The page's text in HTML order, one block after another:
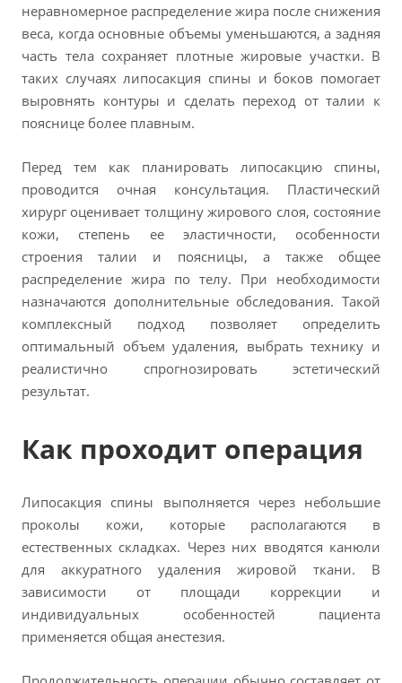
неравномерное распределение жира после снижения
веса, когда основные объемы уменьшаются, а задняя
часть тела сохраняет плотные жировые участки. В
таких случаях липосакция спины и боков помогает
выровнять контуры и сделать переход от талии к
пояснице более плавным.
Перед тем как планировать липосакцию спины,
проводится очная консультация. Пластический
хирург оценивает толщину жирового слоя, состояние
кожи, степень ее эластичности, особенности
строения талии и поясницы, а также общее
распределение жира по телу. При необходимости
назначаются дополнительные обследования. Такой
комплексный подход позволяет определить
оптимальный объем удаления, выбрать технику и
реалистично спрогнозировать эстетический
результат.
Как проходит операция
Липосакция спины выполняется через небольшие
проколы кожи, которые располагаются в
естественных складках. Через них вводятся канюли
для аккуратного удаления жировой ткани. В
зависимости от площади коррекции и
индивидуальных особенностей пациента
применяется общая анестезия.